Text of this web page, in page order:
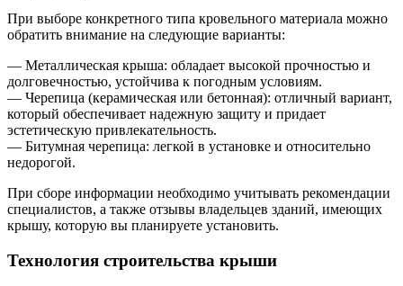
При выборе конкретного типа кровельного материала можно
обратить внимание на следующие варианты:
— Металлическая крыша: обладает высокой прочностью и
долговечностью, устойчива к погодным условиям.
— Черепица (керамическая или бетонная): отличный вариант,
который обеспечивает надежную защиту и придает
эстетическую привлекательность.
— Битумная черепица: легкой в установке и относительно
недорогой.
При сборе информации необходимо учитывать рекомендации
специалистов, а также отзывы владельцев зданий, имеющих
крышу, которую вы планируете установить.
Технология строительства крыши